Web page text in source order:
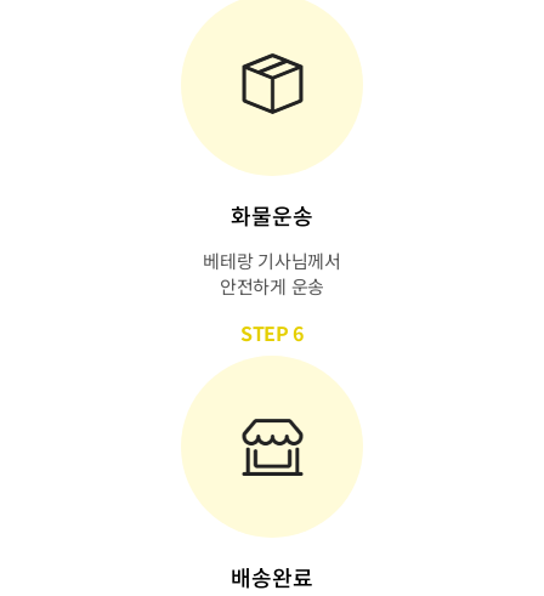
화물운송
베테랑 기사님께서
안전하게 운송
STEP 6
배송완료